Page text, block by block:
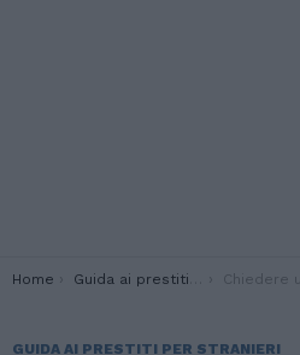
You are here:
Home Guida ai prestiti per stranieri Chiedere un prestito, quali
GUIDA AI PRESTITI PER STRANIERI